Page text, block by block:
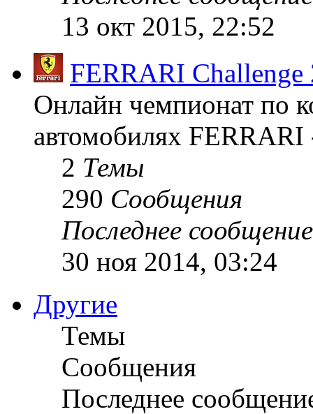
13 окт 2015, 22:52
FERRARI
Онлайн чемпионат по
автомобилях
2 Темы
290 Сообщения
Последнее сообщение
30 ноя 2014, 03:24
Другие
Темы
Сообщения
Последнее